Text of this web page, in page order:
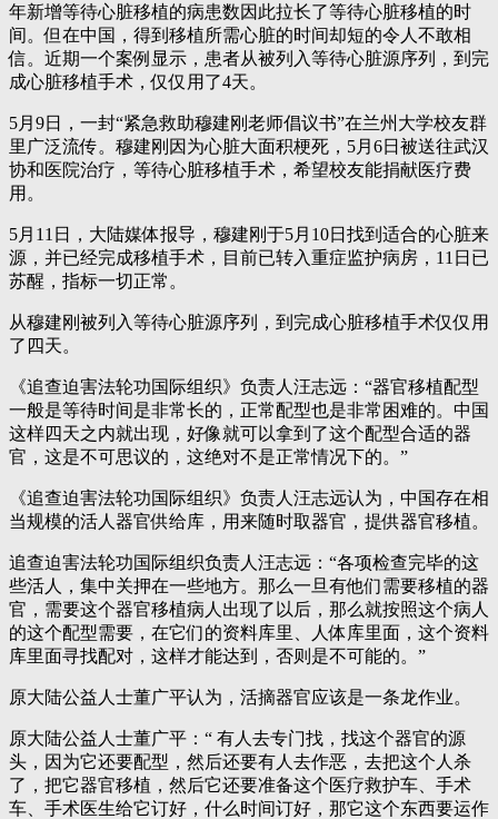
年新增等待⼼脏移植的病患数因此拉长了等待⼼脏移植的时
间。但在中国，得到移植所需心脏的时间却短的令人不敢相
信。近期一个案例显示，患者从被列入等待心脏源序列，到完
成心脏移植手术，仅仅用了4天。
5月9日，一封“紧急救助穆建刚老师倡议书”在兰州大学校友群
里广泛流传。穆建刚因为心脏大面积梗死，5月6日被送往武汉
协和医院治疗，等待心脏移植手术，希望校友能捐献医疗费
用。
5月11日，大陆媒体报导，穆建刚于5月10日找到适合的心脏来
源，并已经完成移植手术，目前已转入重症监护病房，11日已
苏醒，指标一切正常。
从穆建刚被列入等待心脏源序列，到完成心脏移植手术仅仅用
了四天。
《追查迫害法轮功国际组织》负责人汪志远：“器官移植配型
一般是等待时间是非常长的，正常配型也是非常困难的。中国
这样四天之内就出现，好像就可以拿到了这个配型合适的器
官，这是不可思议的，这绝对不是正常情况下的。”
《追查迫害法轮功国际组织》负责人汪志远认为，中国存在相
当规模的活人器官供给库，用来随时取器官，提供器官移植。
追查迫害法轮功国际组织负责人汪志远：“各项检查完毕的这
些活人，集中关押在一些地方。那么一旦有他们需要移植的器
官，需要这个器官移植病人出现了以后，那么就按照这个病人
的这个配型需要，在它们的资料库里、人体库里面，这个资料
库里面寻找配对，这样才能达到，否则是不可能的。”
原大陆公益人士董广平认为，活摘器官应该是一条龙作业。
原大陆公益人士董广平：“ 有人去专门找，找这个器官的源
头，因为它还要配型，然后还要有人去作恶，去把这个人杀
了，把它器官移植，然后它还要准备这个医疗救护车、手术
车、手术医生给它订好，什么时间订好，那它这个东西要运作